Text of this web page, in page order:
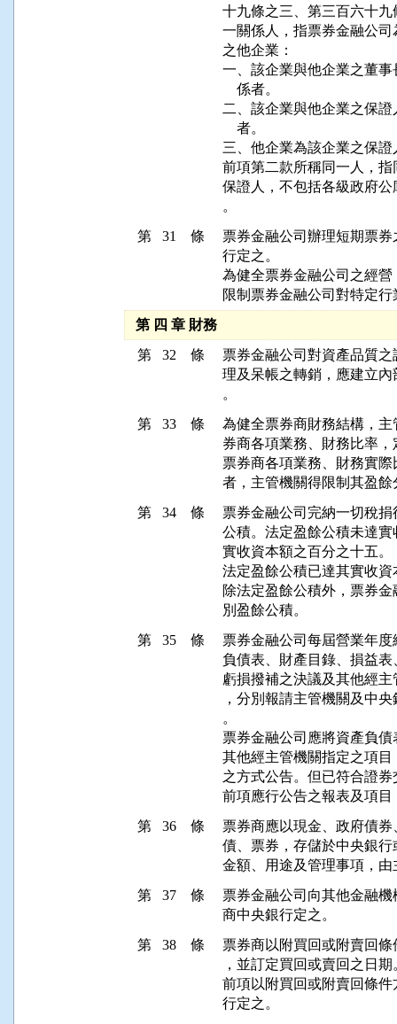
十九條之三、第三百六十
一關係人，指票券金融公
之他企業：
一、該企業與他企業之董
    係者。
二、該企業與他企業之保
    者。
三、他企業為該企業之保
前項第二款所稱同一人，
保證人，不包括各級政府
。
第 31 條
票券金融公司辦理短期票
行定之。
為健全票券金融公司之經
限制票券金融公司對特定
第 四 章 財務
第 32 條
票券金融公司對資產品質
理及呆帳之轉銷，應建立
。
第 33 條
為健全票券商財務結構，
券商各項業務、財務比率
票券商各項業務、財務實
者，主管機關得限制其盈
第 34 條
票券金融公司完納一切稅
公積。法定盈餘公積未達
實收資本額之百分之十五。
法定盈餘公積已達其實收
除法定盈餘公積外，票券
別盈餘公積。
第 35 條
票券金融公司每屆營業年
負債表、財產目錄、損益
虧損撥補之決議及其他經
，分別報請主管機關及中
。
票券金融公司應將資產負
其他經主管機關指定之項
之方式公告。但已符合證
前項應行公告之報表及項
第 36 條
票券商應以現金、政府債
債、票券，存儲於中央銀
金額、用途及管理事項，
第 37 條
票券金融公司向其他金融
商中央銀行定之。
第 38 條
票券商以附買回或附賣回
，並訂定買回或賣回之日期
前項以附買回或附賣回條
行定之。